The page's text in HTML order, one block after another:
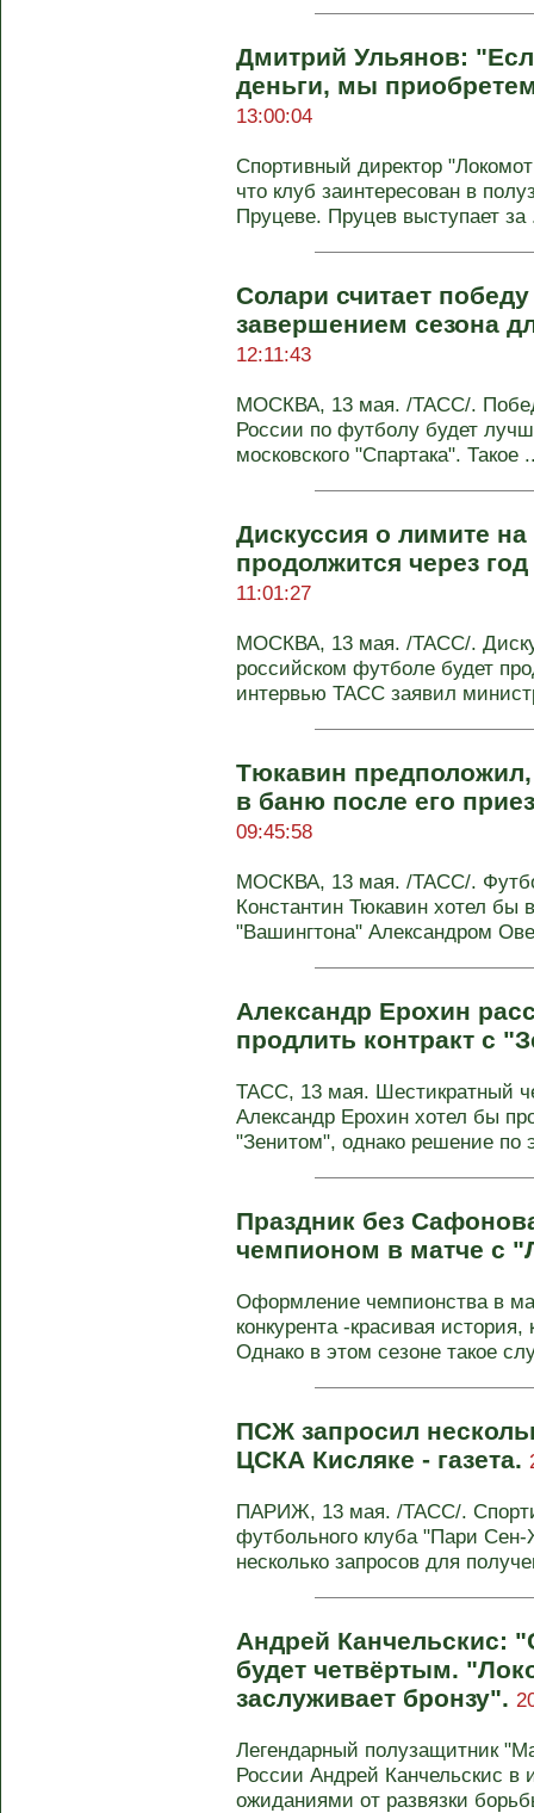
Дмитрий Ульянов:
деньги, мы
13:00:04
Спортивный директор
что клуб заинтересован в
Пруцеве. Пруцев выступает за
Солари считает
завершением сезона
12:11:43
МОСКВА, 13 мая. /ТАСС/.
России по футболу будет
московского "Спартака". Такое
Дискуссия о лимите
продолжится через
11:01:27
МОСКВА, 13 мая. /ТАСС/.
российском футболе будет
интервью ТАСС заявил
Тюкавин
в баню после его
09:45:58
МОСКВА, 13 мая. /ТАСС/.
Константин Тюкавин хотел бы
"Вашингтона" Александром
Александр Ерохин
продлить контракт с
ТАСС, 13 мая. Шестикратный
Александр Ерохин хотел бы
"Зенитом", однако решение по
Праздник без
чемпионом в матче с
Оформление чемпионства в
конкурента -красивая история,
Однако в этом сезоне такое
ПСЖ запросил
ЦСКА Кисляке - газета.
ПАРИЖ, 13 мая. /ТАСС/.
футбольного клуба "Пари
несколько запросов для
Андрей Канчельскис:
будет четвёртым.
заслуживает бронзу".
Легендарный полузащитник
России Андрей Канчельскис
ожиданиями от развязки